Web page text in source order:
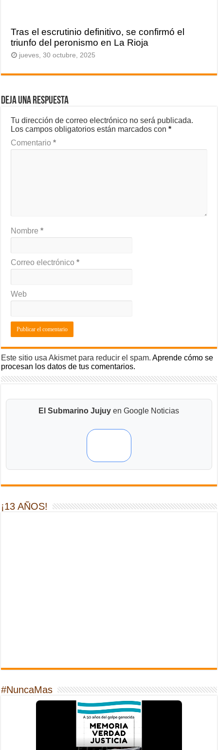
Tras el escrutinio definitivo, se confirmó el
triunfo del peronismo en La Rioja
jueves, 30 octubre, 2025
Deja una respuesta
Tu dirección de correo electrónico no será publicada.
Los campos obligatorios están marcados con*
Comentario*
Nombre*
Correo electrónico*
Web
Este sitio usa Akismet para reducir el spam.Aprende cómo se
procesan los datos de tus comentarios.
El Submarino Jujuy en Google Noticias
¡13 AÑOS!
#NuncaMas